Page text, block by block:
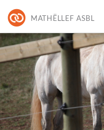
MATHËLLEF ASBL